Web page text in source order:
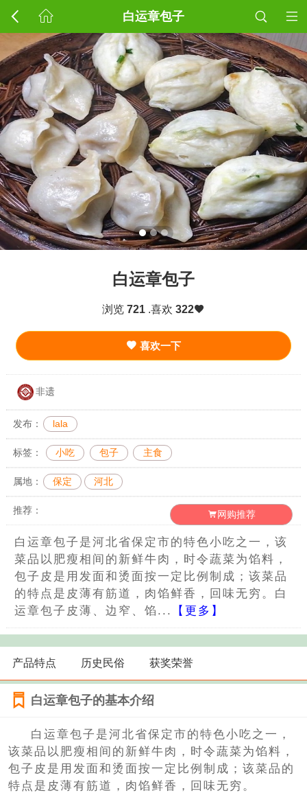
白运章包子
白运章包子
浏览 721 .喜欢 322
喜欢一下
非遗
发布： lala
标签： 小吃 包子 主食
属地： 保定 河北
推荐： 网购推荐
白运章包子是河北省保定市的特色小吃之一，该
菜品以肥瘦相间的新鲜牛肉，时令蔬菜为馅料，
包子皮是用发面和烫面按一定比例制成；该菜品
的特点是皮薄有筋道，肉馅鲜香，回味无穷。白
运章包子皮薄、边窄、馅...
【更多】
产品特点 历史民俗 获奖荣誉
白运章包子的基本介绍
白运章包子是河北省保定市的特色小吃之一，
该菜品以肥瘦相间的新鲜牛肉，时令蔬菜为馅料，
包子皮是用发面和烫面按一定比例制成；该菜品的
特点是皮薄有筋道，肉馅鲜香，回味无穷。